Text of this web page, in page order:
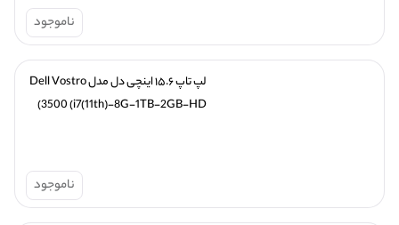
ناموجود
3500 (i7(11th)-8G-1TB-2GB-HD)
ناموجود